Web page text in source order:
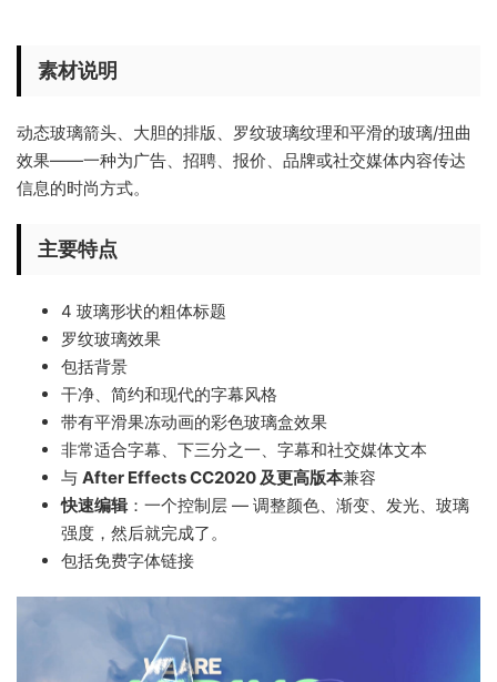
素材说明
动态玻璃箭头、大胆的排版、罗纹玻璃纹理和平滑的玻璃/扭曲
效果——一种为广告、招聘、报价、品牌或社交媒体内容传达
信息的时尚方式。
主要特点
4 玻璃形状的粗体标题
罗纹玻璃效果
包括背景
干净、简约和现代的字幕风格
带有平滑果冻动画的彩色玻璃盒效果
非常适合字幕、下三分之一、字幕和社交媒体文本
与 After Effects CC2020 及更高版本兼容
快速编辑：一个控制层 — 调整颜色、渐变、发光、玻璃
强度，然后就完成了。
包括免费字体链接